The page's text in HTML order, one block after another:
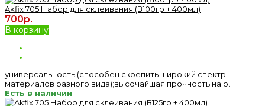
Akfix 705 Набор для склеивания (В100гр + 400мл)
700р.
В корзину
универсальность (способен скрепить широкий спектр
материалов разного вида);высочайшая прочность на о..
Есть в наличии